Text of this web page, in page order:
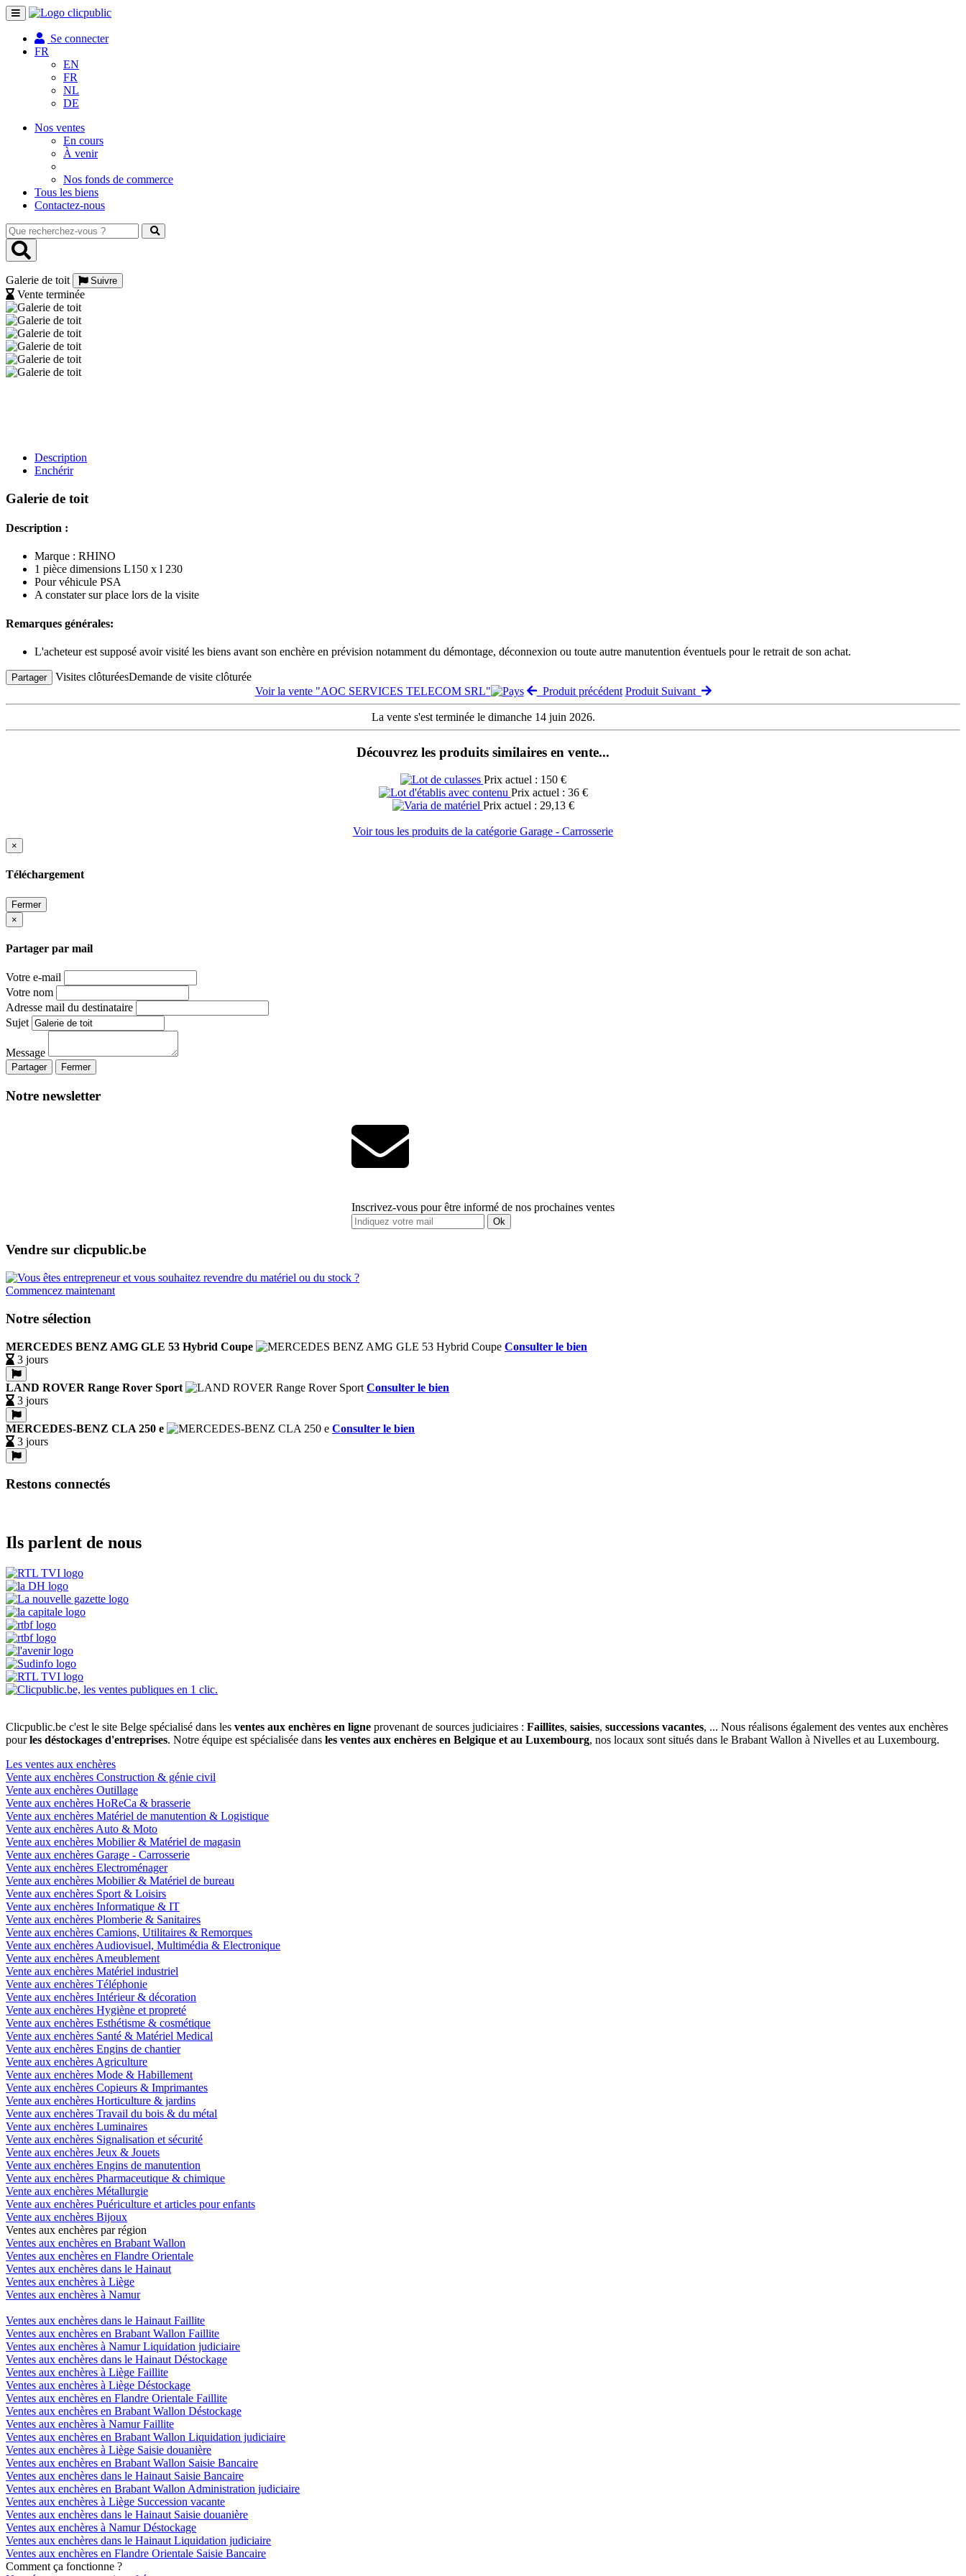
Toggle
navigation
Se connecter
FR
EN
FR
NL
DE
Nos ventes
En cours
À venir
Nos fonds de commerce
Tous les biens
Contactez-nous
Que
recherchez-
vous
Galerie de toit
Suivre
Vente terminée
Description
Enchérir
Galerie de toit
Description :
Marque : RHINO
1 pièce dimensions L150 x l 230
Pour véhicule PSA
A constater sur place lors de la visite
Remarques générales:
L'acheteur est supposé avoir visité les biens avant son enchère en prévision notamment du démontage, déconnexion ou toute autre manutention éventuels pour le retrait de son achat.
Partager Visites clôturéesDemande de visite clôturée
Voir la vente "AOC SERVICES TELECOM SRL"
Produit précédent Produit Suivant
La vente s'est terminée le dimanche 14 juin 2026.
Découvrez les produits similaires en vente...
Prix actuel : 150 €
Prix actuel : 36 €
Prix actuel : 29,13 €
Voir tous les produits de la catégorie Garage - Carrosserie
×
Téléchargement
Fermer
×
Partager par mail
Votre e-mail
Votre nom
Adresse mail du destinataire
Sujet
Message
Partager Fermer
Notre newsletter
Inscrivez-vous pour être informé de nos prochaines ventes
Ok
Vendre sur clicpublic.be
Commencez maintenant
Notre sélection
MERCEDES BENZ AMG GLE 53 Hybrid Coupe
Consulter le bien
3 jours
LAND ROVER Range Rover Sport
Consulter le bien
3 jours
MERCEDES-BENZ CLA 250 e
Consulter le bien
3 jours
Restons connectés
Ils parlent de nous
Clicpublic.be c'est le site Belge spécialisé dans les ventes aux enchères en ligne provenant de sources judiciaires : Faillites, saisies, successions vacantes, ... Nous réalisons également des ventes aux enchères
pourles déstockages d'entreprises. Notre équipe est spécialisée dans les ventes aux enchères en Belgique et au Luxembourg, nos locaux sont situés dans le Brabant Wallon à Nivelles et au Luxembourg.
Les ventes aux enchères
Vente aux enchères Construction & génie civil
Vente aux enchères Outillage
Vente aux enchères HoReCa & brasserie
Vente aux enchères Matériel de manutention & Logistique
Vente aux enchères Auto & Moto
Vente aux enchères Mobilier & Matériel de magasin
Vente aux enchères Garage - Carrosserie
Vente aux enchères Electroménager
Vente aux enchères Mobilier & Matériel de bureau
Vente aux enchères Sport & Loisirs
Vente aux enchères Informatique & IT
Vente aux enchères Plomberie & Sanitaires
Vente aux enchères Camions, Utilitaires & Remorques
Vente aux enchères Audiovisuel, Multimédia & Electronique
Vente aux enchères Ameublement
Vente aux enchères Matériel industriel
Vente aux enchères Téléphonie
Vente aux enchères Intérieur & décoration
Vente aux enchères Hygiène et propreté
Vente aux enchères Esthétisme & cosmétique
Vente aux enchères Santé & Matériel Medical
Vente aux enchères Engins de chantier
Vente aux enchères Agriculture
Vente aux enchères Mode & Habillement
Vente aux enchères Copieurs & Imprimantes
Vente aux enchères Horticulture & jardins
Vente aux enchères Travail du bois & du métal
Vente aux enchères Luminaires
Vente aux enchères Signalisation et sécurité
Vente aux enchères Jeux & Jouets
Vente aux enchères Engins de manutention
Vente aux enchères Pharmaceutique & chimique
Vente aux enchères Métallurgie
Vente aux enchères Puériculture et articles pour enfants
Vente aux enchères Bijoux
Ventes aux enchères par région
Ventes aux enchères en Brabant Wallon
Ventes aux enchères en Flandre Orientale
Ventes aux enchères dans le Hainaut
Ventes aux enchères à Liège
Ventes aux enchères à Namur
Ventes aux enchères dans le Hainaut Faillite
Ventes aux enchères en Brabant Wallon Faillite
Ventes aux enchères à Namur Liquidation judiciaire
Ventes aux enchères dans le Hainaut Déstockage
Ventes aux enchères à Liège Faillite
Ventes aux enchères à Liège Déstockage
Ventes aux enchères en Flandre Orientale Faillite
Ventes aux enchères en Brabant Wallon Déstockage
Ventes aux enchères à Namur Faillite
Ventes aux enchères en Brabant Wallon Liquidation judiciaire
Ventes aux enchères à Liège Saisie douanière
Ventes aux enchères en Brabant Wallon Saisie Bancaire
Ventes aux enchères dans le Hainaut Saisie Bancaire
Ventes aux enchères en Brabant Wallon Administration judiciaire
Ventes aux enchères à Liège Succession vacante
Ventes aux enchères dans le Hainaut Saisie douanière
Ventes aux enchères à Namur Déstockage
Ventes aux enchères dans le Hainaut Liquidation judiciaire
Ventes aux enchères en Flandre Orientale Saisie Bancaire
Comment ça fonctionne ?